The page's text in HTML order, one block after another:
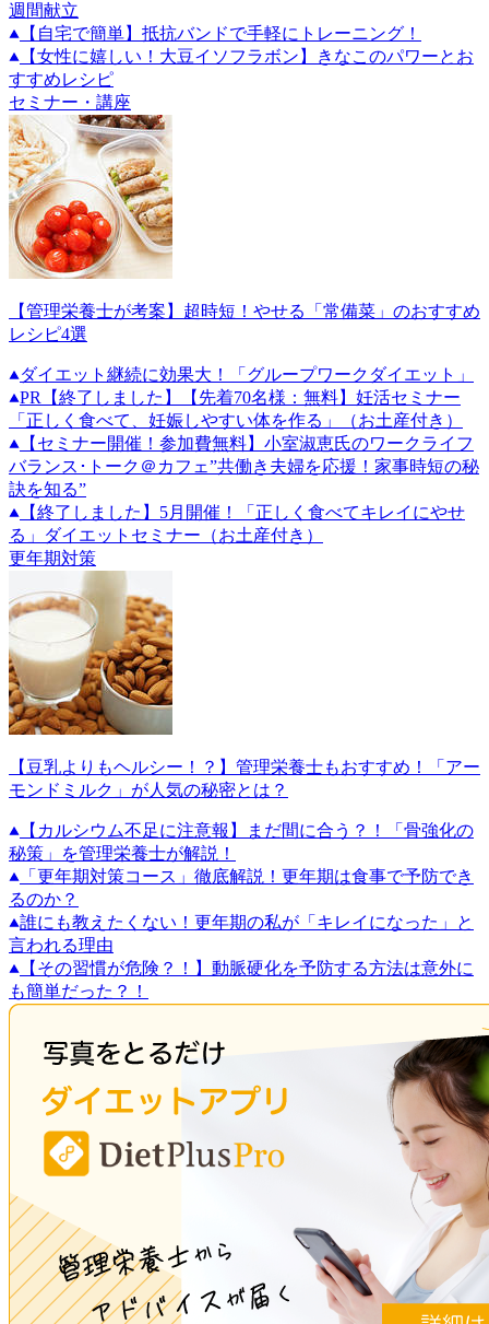
週間献立
【自宅で簡単】抵抗バンドで手軽にトレーニング！
【女性に嬉しい！大豆イソフラボン】きなこのパワーとお
すすめレシピ
セミナー・講座
【管理栄養士が考案】超時短！やせる「常備菜」のおすすめ
レシピ4選
ダイエット継続に効果大！「グループワークダイエット」
PR 【終了しました】【先着70名様：無料】妊活セミナー
「正しく食べて、妊娠しやすい体を作る」（お土産付き）
【セミナー開催！参加費無料】小室淑恵氏のワークライフ
バランス･トーク＠カフェ”共働き夫婦を応援！家事時短の秘
訣を知る”
【終了しました】5月開催！「正しく食べてキレイにやせ
る」ダイエットセミナー（お土産付き）
更年期対策
【豆乳よりもヘルシー！？】管理栄養士もおすすめ！「アー
モンドミルク」が人気の秘密とは？
【カルシウム不足に注意報】まだ間に合う？！「骨強化の
秘策」を管理栄養士が解説！
「更年期対策コース」徹底解説！更年期は食事で予防でき
るのか？
誰にも教えたくない！更年期の私が「キレイになった」と
言われる理由
【その習慣が危険？！】動脈硬化を予防する方法は意外に
も簡単だった？！